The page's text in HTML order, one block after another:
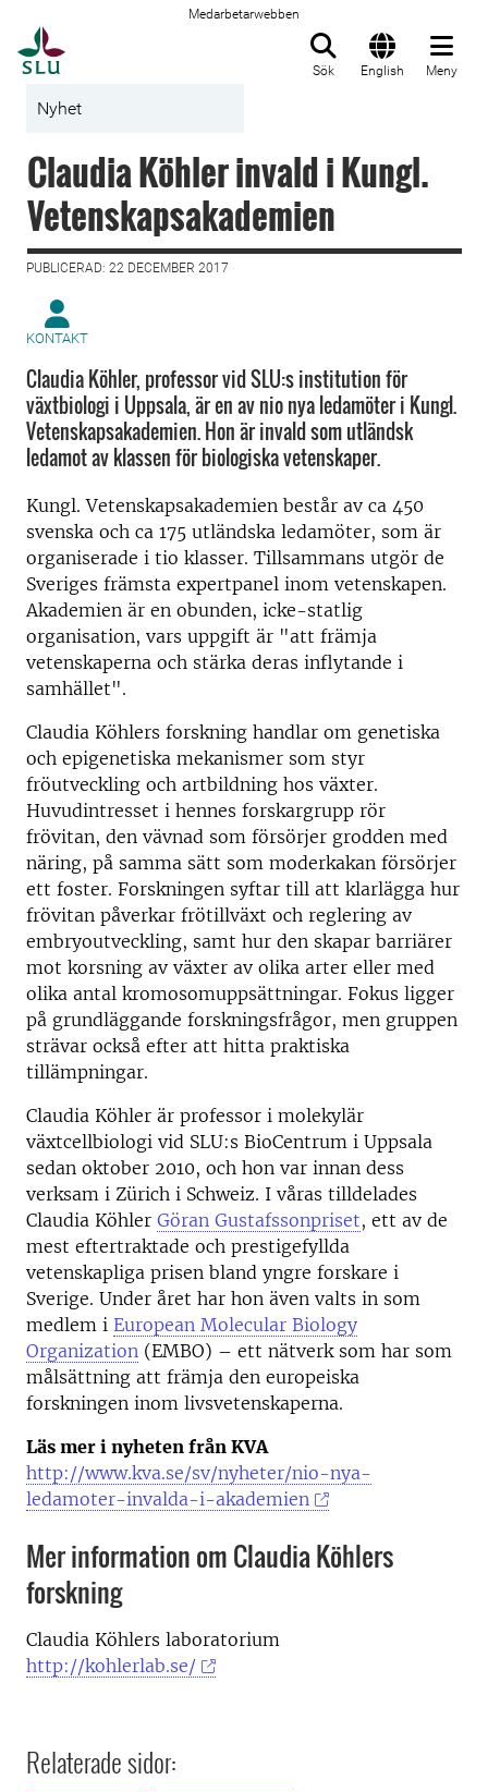
Medarbetarwebben
Sök English Meny
Nyhet
Claudia Köhler invald i Kungl.
Vetenskapsakademien
PUBLICERAD: 22 DECEMBER 2017
KONTAKT
Claudia Köhler, professor vid SLU:s institution för
växtbiologi i Uppsala, är en av nio nya ledamöter i Kungl.
Vetenskapsakademien. Hon är invald som utländsk
ledamot av klassen för biologiska vetenskaper.
Kungl. Vetenskapsakademien består av ca 450
svenska och ca 175 utländska ledamöter, som är
organiserade i tio klasser. Tillsammans utgör de
Sveriges främsta expertpanel inom vetenskapen.
Akademien är en obunden, icke-statlig
organisation, vars uppgift är "att främja
vetenskaperna och stärka deras inflytande i
samhället".
Claudia Köhlers forskning handlar om genetiska
och epigenetiska mekanismer som styr
fröutveckling och artbildning hos växter.
Huvudintresset i hennes forskargrupp rör
frövitan, den vävnad som försörjer grodden med
näring, på samma sätt som moderkakan försörjer
ett foster. Forskningen syftar till att klarlägga hur
frövitan påverkar frötillväxt och reglering av
embryoutveckling, samt hur den skapar barriärer
mot korsning av växter av olika arter eller med
olika antal kromosomuppsättningar. Fokus ligger
på grundläggande forskningsfrågor, men gruppen
strävar också efter att hitta praktiska
tillämpningar.
Claudia Köhler är professor i molekylär
växtcellbiologi vid SLU:s BioCentrum i Uppsala
sedan oktober 2010, och hon var innan dess
verksam i Zürich i Schweiz. I våras tilldelades
Claudia Köhler Göran Gustafssonpriset, ett av de
mest eftertraktade och prestigefyllda
vetenskapliga prisen bland yngre forskare i
Sverige. Under året har hon även valts in som
medlem i European Molecular Biology
Organization (EMBO) – ett nätverk som har som
målsättning att främja den europeiska
forskningen inom livsvetenskaperna.
Läs mer i nyheten från KVA
http://www.kva.se/sv/nyheter/nio-nya-
ledamoter-invalda-i-akademien
Mer information om Claudia Köhlers
forskning
Claudia Köhlers laboratorium
http://kohlerlab.se/
Relaterade sidor: